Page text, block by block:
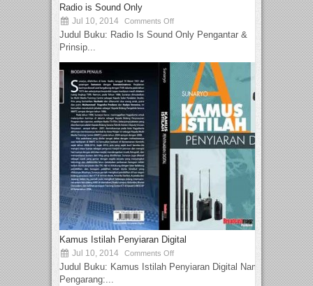
Radio is Sound Only
Jul 10, 2014 Comments Off
Judul Buku: Radio Is Sound Only Pengantar &
Prinsip...
Kamus Istilah Penyiaran Digital
Jul 10, 2014 Comments Off
Judul Buku: Kamus Istilah Penyiaran Digital Nama
Pengarang:...